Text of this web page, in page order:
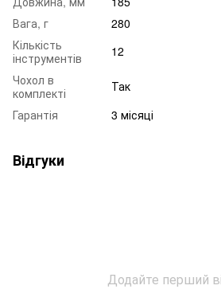
Вага, г
280
Кількість
інструментів
12
Чохол в
комплекті
Так
Гарантія
3 місяці
Відгуки
Додайте перший